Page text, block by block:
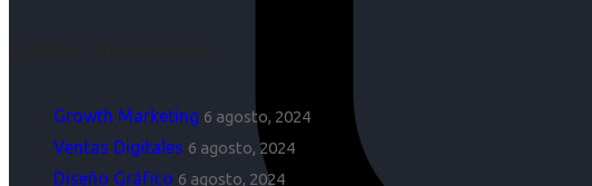
Growth Marketing 6 agosto, 2024
Ventas Digitales 6 agosto, 2024
Diseño Gráfico 6 agosto, 2024